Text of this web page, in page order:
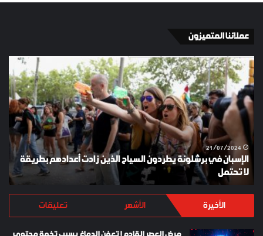
عملائنا المتميزون
الإسبان
في
برشلونة
يطردون
السياح
الذين
زادت
أعدادهم
بطريقة
تحتمل
21/07/2024
الإسبان في برشلونة يطردون السياح الذين زادت أعدادهم بطريقة
لا تحتمل
الأخيرة الأشهر تعليقات